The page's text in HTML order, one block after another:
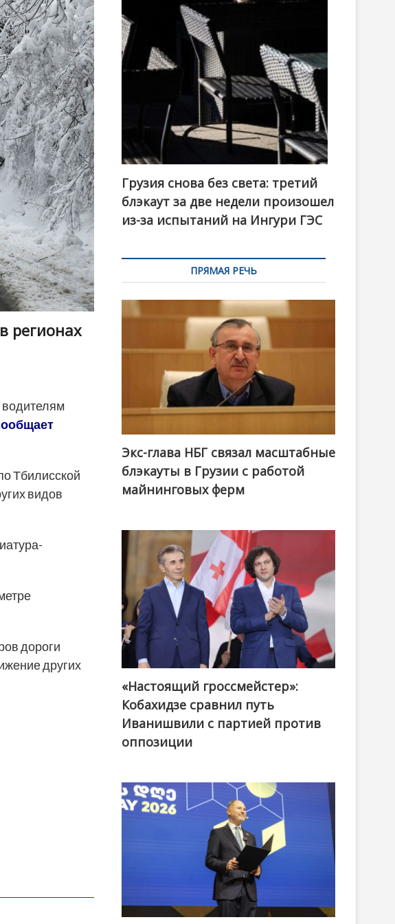
регионах
Тбилисской
видов
дороги
других
Грузия снова без света: третий
блэкаут за две недели произошел
из-за испытаний на Ингури ГЭС
ПРЯМАЯ РЕЧЬ
Экс-глава НБГ связал масштабные
блэкауты в Грузии с работой
майнинговых ферм
@ქართული ოცნება / Georgian Dream
«Настоящий гроссмейстер»:
Кобахидзе сравнил путь
Иванишвили с партией против
оппозиции